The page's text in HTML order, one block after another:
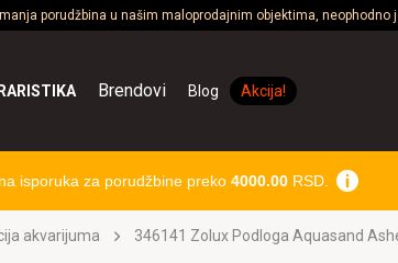
porudžbina u našim maloprodajnim objektima,
Brendovi Blog Akcija!
isporuka za porudžbine preko 4000.00RSD.
akvarijuma 346141 Zolux Podloga Aquasand